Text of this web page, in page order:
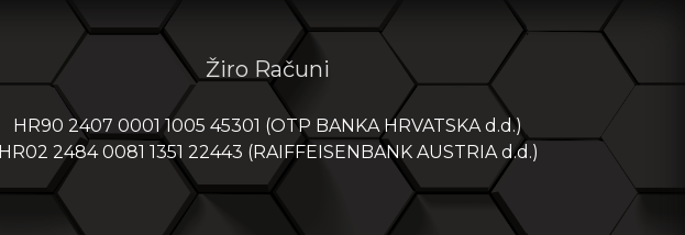
PRVA NL MLAĐI PIONIRI -
SREDIŠTE SJEVER 2025/26
Posljednja utakmica:
NK Koprivnica
Žiro Računi
HR90 2407 0001 1005 45301 (OTP BANKA HRVATSKA d.d.)
HR02 2484 0081 1351 22443 (RAIFFEISENBANK AUSTRIA d.d.)